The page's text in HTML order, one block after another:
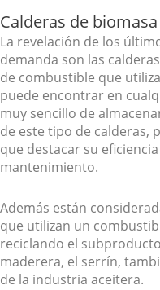
Calderas de
La revelación de los
demanda son las
de combustible que
puede encontrar en
muy sencillo de
de este tipo de calderas,
que destacar su
mantenimiento.
Además están
que utilizan un
reciclando el
maderera, el serrín,
de la industria aceitera.